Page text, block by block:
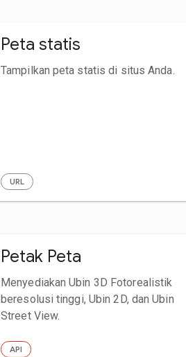
Peta statis
Tampilkan peta statis di situs Anda.
URL
Petak Peta
Menyediakan Ubin 3D Fotorealistik
beresolusi tinggi, Ubin 2D, dan Ubin
Street View.
API